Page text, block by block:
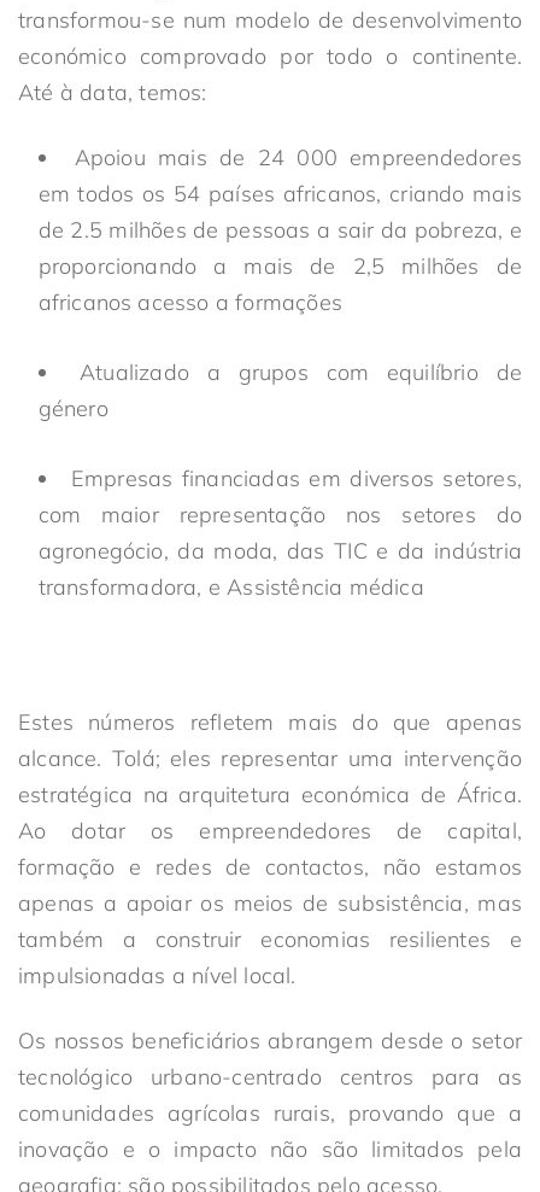
transformou-se num modelo de desenvolvimento
económico comprovado por todo o continente.
Até à data, temos:
Apoiou mais de 24 000 empreendedores
em todos os 54 países africanos, criando mais
de 2.5 milhões de pessoas a sair da pobreza, e
proporcionando a mais de 2,5 milhões de
africanos acesso a formações
Atualizado a grupos com equilíbrio de
género
Empresas financiadas em diversos setores,
com maior representação nos setores do
agronegócio, da moda, das TIC e da indústria
transformadora, eAssistência médica
Estes números refletem mais do que apenas
alcance. Tolá; eles representar uma intervenção
estratégica na arquitetura económica de África.
Ao dotar os empreendedores de capital,
formação e redes de contactos, não estamos
apenas a apoiar os meios de subsistência, mas
também a construir economias resilientes e
impulsionadas a nível local.
Os nossos beneficiários abrangem desde o setor
tecnológico urbano-centrado centros para as
comunidades agrícolas rurais, provando que a
inovação e o impacto não são limitados pela
geografia; são possibilitados pelo acesso.